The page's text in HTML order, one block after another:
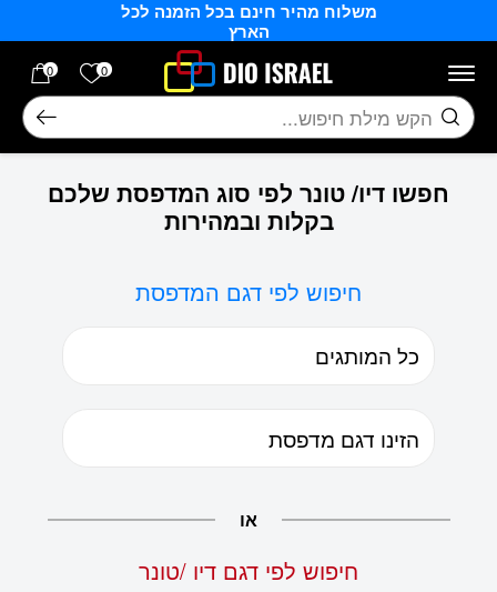
משלוח מהיר חינם בכל הזמנה לכל
הארץ
0 הרשימה
0
חיפוש
חפשו דיו/ טונר לפי סוג המדפסת שלכם
בקלות ובמהירות
חיפוש לפי דגם המדפסת
או
חיפוש לפי דגם דיו /טונר